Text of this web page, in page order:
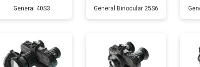
General 40S3 General Binocular 25S6